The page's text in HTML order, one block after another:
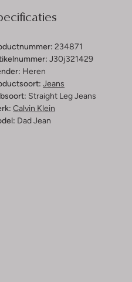
234871
J30j321429
Heren
Jeans
Straight Leg Jeans
Calvin Klein
Dad Jean